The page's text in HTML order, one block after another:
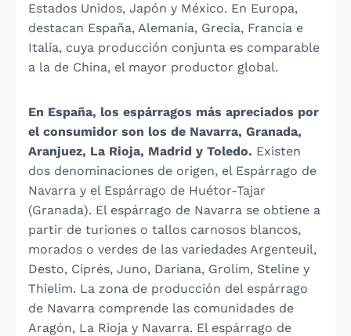
Estados Unidos, Japón y México. En Europa,
destacan España, Alemania, Grecia, Francia e
Italia, cuya producción conjunta es comparable
a la de China, el mayor productor global.
En España, los espárragos más apreciados por
el consumidor son los de Navarra, Granada,
Aranjuez, La Rioja, Madrid y Toledo. Existen
dos denominaciones de origen, el Espárrago de
Navarra y el Espárrago de Huétor-Tajar
(Granada). El espárrago de Navarra se obtiene a
partir de turiones o tallos carnosos blancos,
morados o verdes de las variedades Argenteuil,
Desto, Ciprés, Juno, Dariana, Grolim, Steline y
Thielim. La zona de producción del espárrago
de Navarra comprende las comunidades de
Aragón, La Rioja y Navarra. El espárrago de